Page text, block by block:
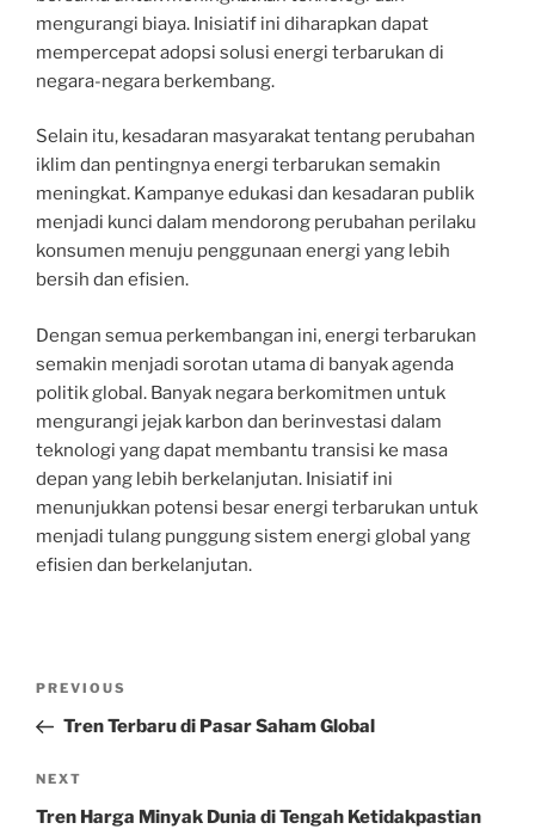
mengurangi biaya. Inisiatif ini diharapkan dapat
mempercepat adopsi solusi energi terbarukan di
negara-negara berkembang.
Selain itu, kesadaran masyarakat tentang perubahan
iklim dan pentingnya energi terbarukan semakin
meningkat. Kampanye edukasi dan kesadaran publik
menjadi kunci dalam mendorong perubahan perilaku
konsumen menuju penggunaan energi yang lebih
bersih dan efisien.
Dengan semua perkembangan ini, energi terbarukan
semakin menjadi sorotan utama di banyak agenda
politik global. Banyak negara berkomitmen untuk
mengurangi jejak karbon dan berinvestasi dalam
teknologi yang dapat membantu transisi ke masa
depan yang lebih berkelanjutan. Inisiatif ini
menunjukkan potensi besar energi terbarukan untuk
menjadi tulang punggung sistem energi global yang
efisien dan berkelanjutan.
Previous
Post
PREVIOUS
Tren Terbaru di Pasar Saham Global
Next
Post
NEXT
Tren Harga Minyak Dunia di Tengah Ketidakpastian